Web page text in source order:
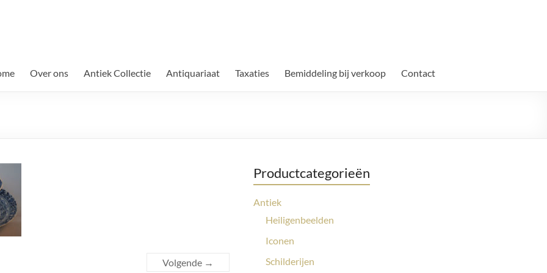
Over ons Antiek Collectie Antiquariaat Taxaties Bemiddeling bij verkoop Contact
Volgende →
Productcategorieën
Antiek
Heiligenbeelden
Iconen
Schilderijen